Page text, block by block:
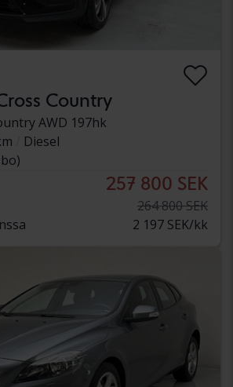
Country
AWD 197hk
Diesel
257 800 SEK
264 800 SEK
2 197 SEK/kk